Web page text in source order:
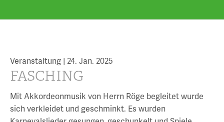
Veranstaltung | 24. Jan. 2025
FASCHING
Mit Akkordeonmusik von Herrn Röge begleitet wurde
sich verkleidet und geschminkt. Es wurden